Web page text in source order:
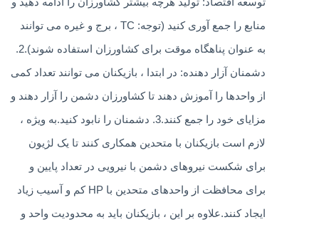
منابع را جمع آوری کنید (توجه: TC ، برج و غیره می توانند
به عنوان پناهگاه موقت برای کشاورزان استفاده شوند).2.
دشمنان آزار دهنده: در ابتدا ، بازیکنان می توانند تعداد کمی
از واحدها را آموزش دهند تا کشاورزان دشمن را آزار دهند و
مزایای خود را جمع کنند.3. دشمنان را نابود کنید.به ویژه ،
لازم است بازیکنان با متحدین همکاری کنند تا یک لژیون
برای شکست نیروهای دشمن با نیرویی در تعداد پایین و
برای محافظت از واحدهای متحدین با HP کم و آسیب زیاد
ایجاد کنند.علاوه بر این ، بازیکنان باید به محدودیت واحد و